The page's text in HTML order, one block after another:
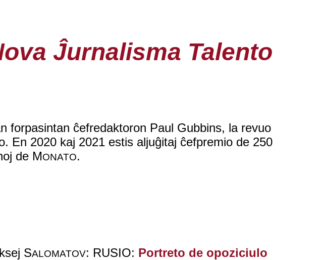
Ĵurnalisma Talento
forpasintan ĉefredaktoron Paul Gubbins, la revuo
En 2020 kaj 2021 estis aljuĝitaj ĉefpremio de 250
de MONATO.
SALOMATOV: RUSIO: Portreto de opoziciulo